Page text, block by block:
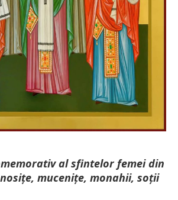
al sfintelor femei din
mu­cenițe, monahii, soții